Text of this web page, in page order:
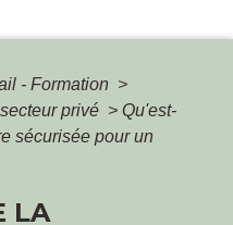
- Formation >
privé > Qu'est-
sécurisée pour un
LA